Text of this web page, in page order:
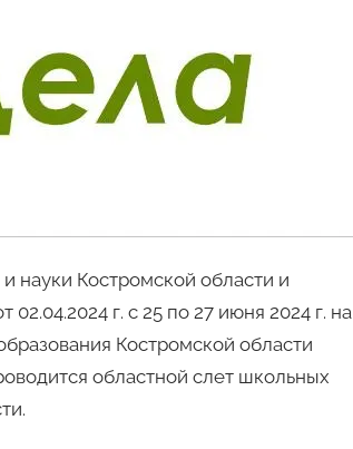
науки Костромской области и
г. с 25 по 27 июня 2024 г. на
Костромской области
областной слет школьных